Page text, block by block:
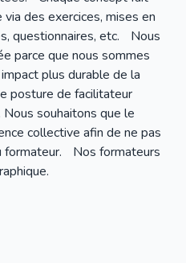
des exercices, mises en
questionnaires, etc. Nous
parce que nous sommes
plus durable de la
posture de facilitateur
Nous souhaitons que le
collective afin de ne pas
formateur. Nos formateurs